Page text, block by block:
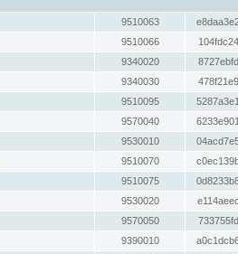
9510063
9510066
9340020
9340030
9510095
9570040
9530010
9510070
9510075
9530020
9570050
9390010